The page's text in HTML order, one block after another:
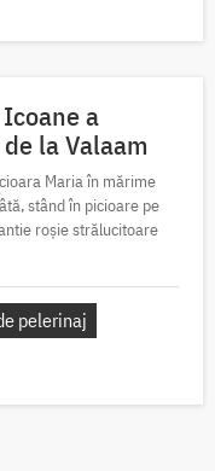
a
la Valaam
Maria în mărime
stând în picioare pe
roșie strălucitoare
pelerinaj